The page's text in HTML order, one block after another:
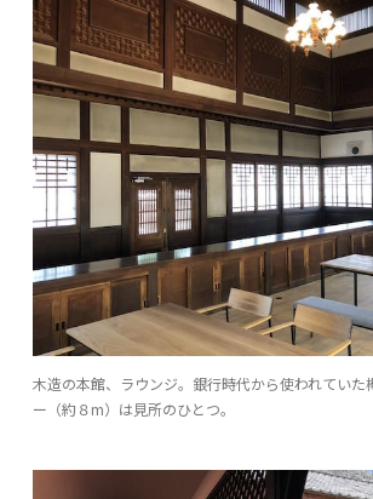
木造の本館、ラウンジ。銀行時代から使われていた
ー（約８m）は見所のひとつ。